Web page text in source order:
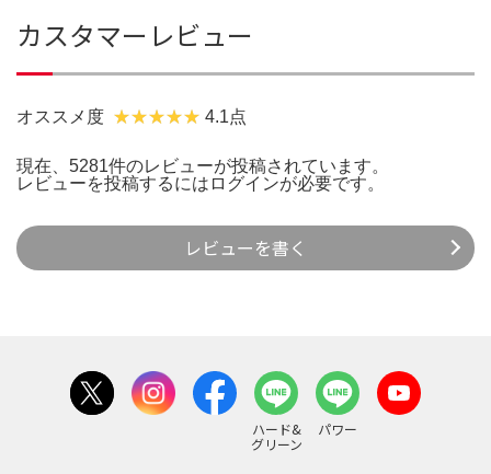
カスタマーレビュー
オススメ度 4.1点
現在、5281件のレビューが投稿されています。
レビューを投稿するには ログインが必要です。
レビューを書く
ハード&
グリーン
パワー